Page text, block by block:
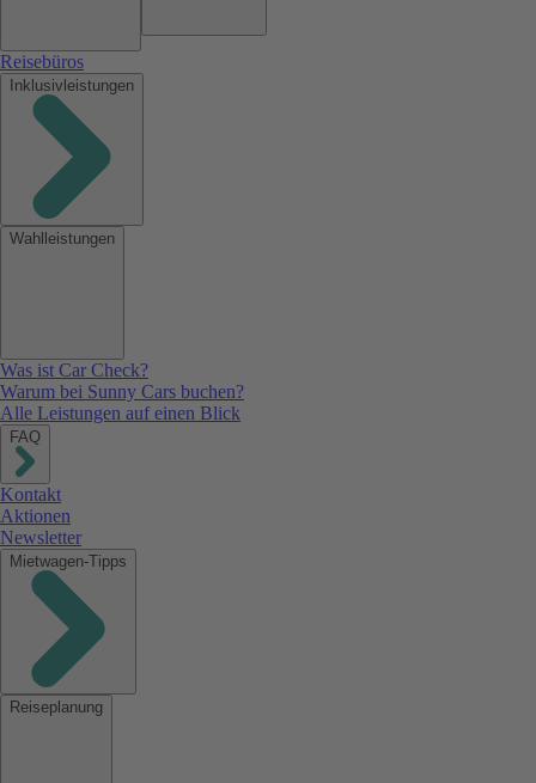
Reisebüros
Inklusivleistungen
Wahlleistungen
Was ist Car Check?
Warum bei Sunny Cars buchen?
Alle Leistungen auf einen Blick
FAQ
Kontakt
Aktionen
Newsletter
Mietwagen-Tipps
Reiseplanung